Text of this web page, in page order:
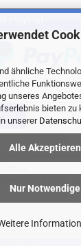
ähnliche
unseres
bieten zu
unserer
Alle Akzeptieren
Nur Notwendige
und Versandkosten